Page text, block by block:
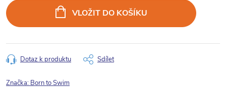
cena:
VLOŽIT DO KOŠÍKU
Dotaz k produktu Sdílet
Značka: Born to Swim